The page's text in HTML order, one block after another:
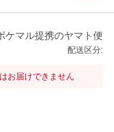
ケマル提携のヤマト便
配送区分:
お届けできません